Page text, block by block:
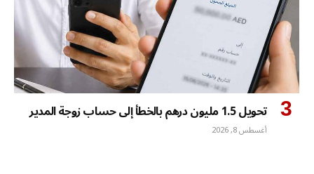
تحويل 1.5 مليون درهم بالخطأ إلى حساب زوجة المدير
أغسطس 8, 2026